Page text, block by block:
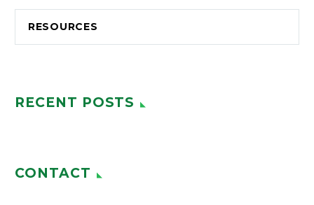
RESOURCES
RECENT POSTS
CONTACT